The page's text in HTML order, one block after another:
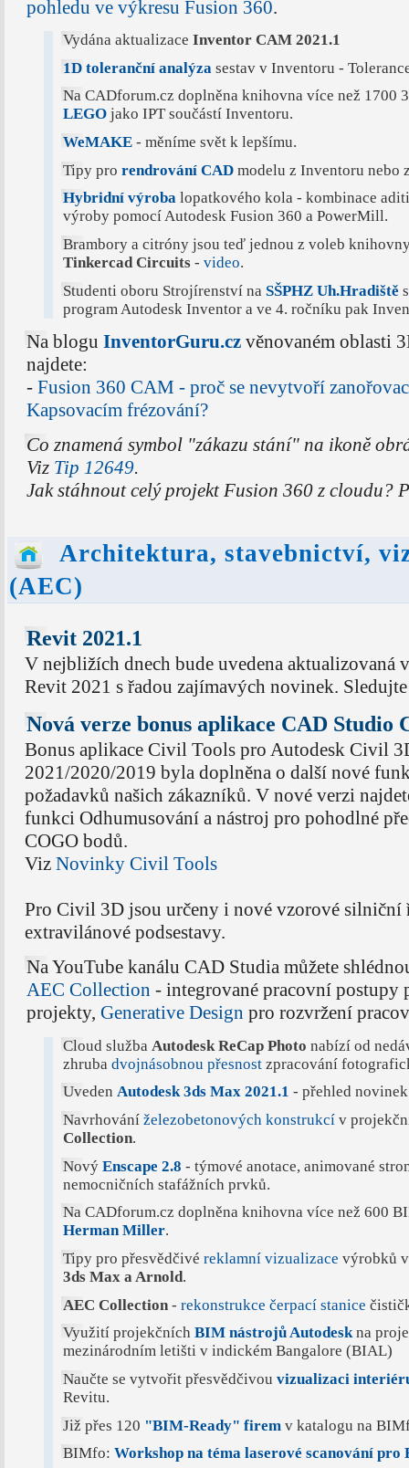
pohledu ve výkresu Fusion 360.
Vydána aktualizaceInventor CAM 2021.1
1D toleranční analýza sestav v Inventoru -
Na CADforum.cz doplněna knihovna více než 1700
LEGO jako IPT součástí Inventoru.
WeMAKE - měníme svět k lepšímu.
Tipy prorendrování CAD modelu z Inventoru nebo
Hybridní výroba lopatkového kola - kombinace
výroby pomocí Autodesk Fusion 360 a PowerMill.
Brambory a citróny jsou teď jednou z voleb
Tinkercad Circuits -video.
Studenti oboru Strojírenství na SŠPHZ Uh.Hradiště
program Autodesk Inventor a ve 4. ročníku pak
Na blogu InventorGuru.czvěnovaném oblasti
najdete:
- Fusion 360 CAM - proč se nevytvoří
Kapsovacím frézování?
Co znamená symbol "zákazu stání" na ikoně
Viz Tip 12649.
Jak stáhnout celý projekt Fusion 360 z cloudu?
Architektura, stavebnictví,
(AEC)
Revit 2021.1
V nejbližích dnech bude uvedena aktualizovaná
Revit 2021 s řadou zajímavých novinek.
Nová verze bonus aplikace CAD Studio
Bonus aplikace Civil Tools pro Autodesk Civil
2021/2020/2019 byla doplněna o další nové
požadavků našich zákazníků. V nové verzi
funkci Odhumusování a nástroj pro pohodlné
COGO bodů.
Viz Novinky Civil Tools
Pro Civil 3D jsou určeny i nové vzorové silniční
extravilánové podsestavy.
Na YouTube kanálu CAD Studia můžete
AEC Collection - integrované pracovní postupy
projekty, Generative Design pro rozvržení
Cloud služba Autodesk ReCap Photo nabízí od
zhrubadvojnásobnou přesnost zpracování
UvedenAutodesk 3ds Max 2021.1 - přehled
Navrhováníželezobetonových konstrukcí v
Collection.
NovýEnscape 2.8 - týmové anotace, animované
nemocničních stafážních prvků.
Na CADforum.cz doplněna knihovna více než 600
Herman Miller.
Tipy pro přesvědčivéreklamní vizualizace výrobků
3ds Max a Arnold.
AEC Collection -rekonstrukce čerpací stanice
Využití projekčníchBIM nástrojů Autodeskna
mezinárodním letišti v indickém Bangalore (BIAL)
Naučte se vytvořit přesvědčivouvizualizaci
Revitu.
Již přes 120 "BIM-Ready" firem v katalogu na
BIMfo:Workshop na téma laserové scanování pro